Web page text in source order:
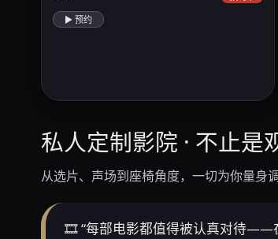
▶ 预约
私人定制影院 · 不止是
从选片、声场到座椅角度，一切为你量身
🎞️ “每部电影都值得被认真对待——